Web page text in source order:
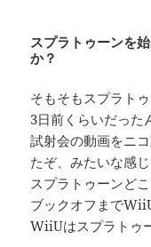
スプラトゥーンを
か？
そもそもスプラト
3日前くらいだった
試射会の動画をニ
たぞ、みたいな感
スプラトゥーンど
ブックオフまで
WiiUはスプラトゥ